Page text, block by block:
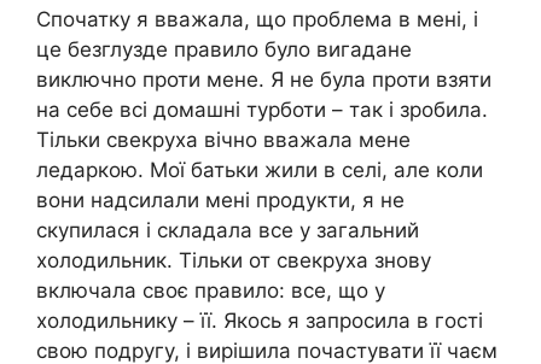
Спочатку я вважала, що проблема в мені, і
це безглузде правило було вигадане
виключно проти мене. Я не була проти взяти
на себе всі домашні турботи – так і зробила.
Тільки свекруха вічно вважала мене
ледаркою. Мої батьки жили в селі, але коли
вони надсилали мені продукти, я не
скупилася і складала все у загальний
холодильник. Тільки от свекруха знову
включала своє правило: все, що у
холодильнику – її. Якось я запросила в гості
свою подругу, і вирішила почастувати її чаєм